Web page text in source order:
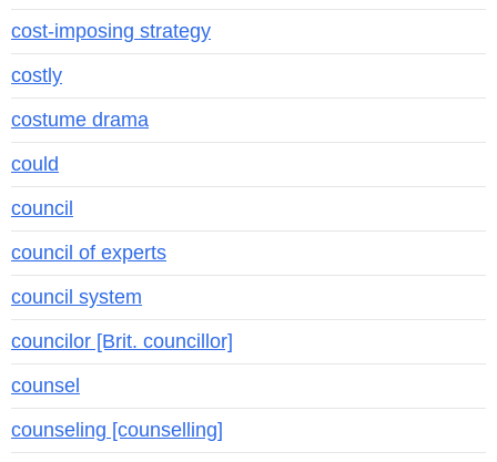
cost-imposing strategy
costly
costume drama
could
council
council of experts
council system
councilor [Brit. councillor]
counsel
counseling [counselling]